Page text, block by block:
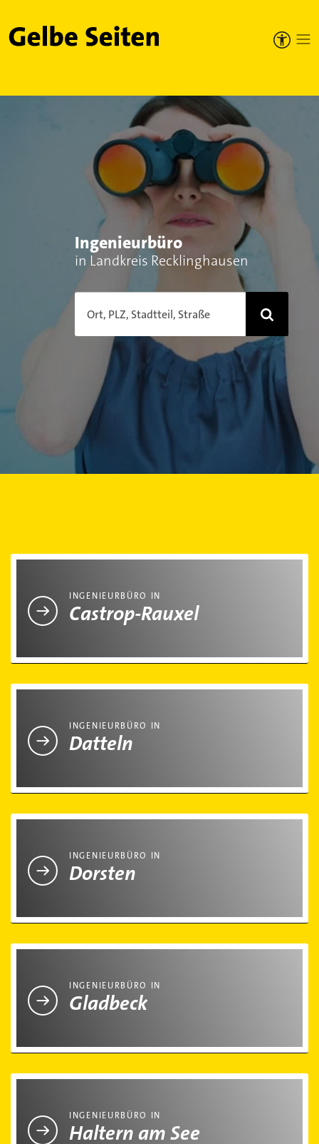
Gelbe Seiten
Ingenieurbüro
in Landkreis Recklinghausen
Ort, PLZ, Stadtteil, Straße
INGENIEURBÜRO IN
Castrop-Rauxel
INGENIEURBÜRO IN
Datteln
INGENIEURBÜRO IN
Dorsten
INGENIEURBÜRO IN
Gladbeck
INGENIEURBÜRO IN
Haltern am See